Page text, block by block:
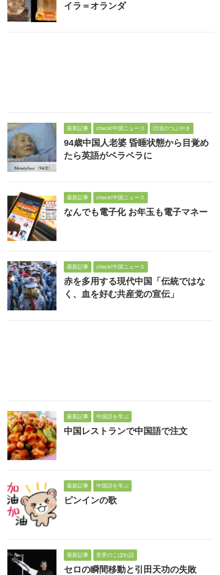
イラ＝オランダ
最新記事 check!中国ニュース 日頃のつぶやき
94歳中国人老婆 昏睡状態から目覚め
たら英語がペラペラに
最新記事 check!中国ニュース
なんでも電子化 お年玉も電子マネー
最新記事 check!中国ニュース
赤を多用する現代中国「伝統ではな
く、血を好む共産党の宣伝」
最新記事 中国語を学ぶ
中国レストランで中国語で注文
最新記事 中国語を学ぶ
ピンインの歌
最新記事 世界のこぼれ話
セロの瞬間移動と引田天功の失敗